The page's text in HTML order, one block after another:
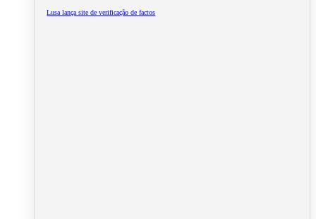
Lusa lança site de verificação de factos